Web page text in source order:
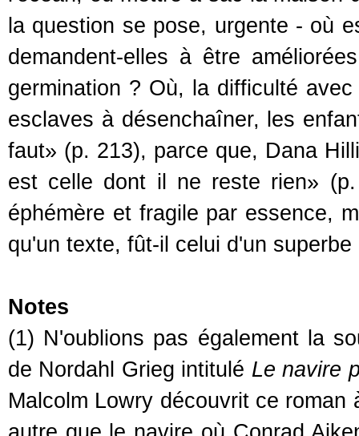
la question se pose, urgente - où
demandent-elles à être
germination ? Où, la difficulté
esclaves à désenchaîner, les
faut» (p. 213), parce que, Dana
est celle dont il ne reste rien»
éphémère et fragile par essence,
qu'un texte, fût-il celui d'un superbe
Notes
(1) N'oublions pas également la
de Nordahl Grieg intitulé Le navire
Malcolm Lowry découvrit ce